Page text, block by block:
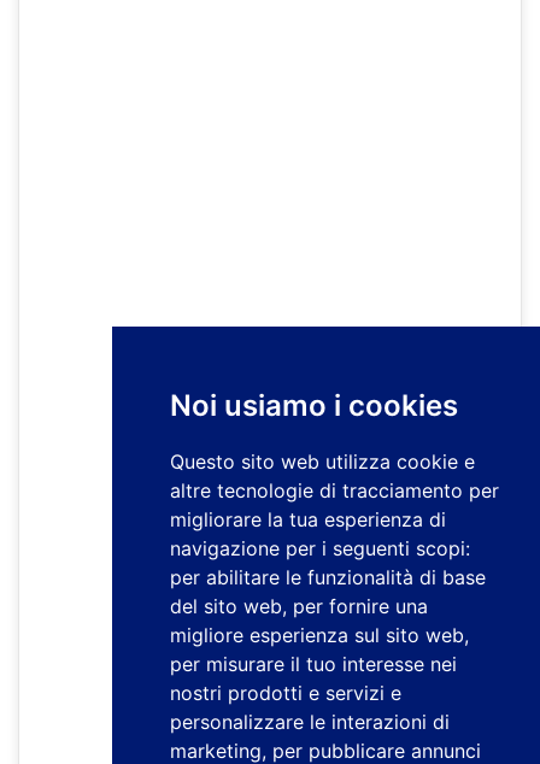
Noi usiamo i cookies
Questo sito web utilizza cookie e
altre tecnologie di tracciamento per
migliorare la tua esperienza di
navigazione per i seguenti scopi:
per abilitare le funzionalità di base
del sito web, per fornire una
migliore esperienza sul sito web,
per misurare il tuo interesse nei
nostri prodotti e servizi e
personalizzare le interazioni di
marketing, per pubblicare annunci